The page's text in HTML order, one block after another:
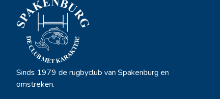
Sinds 1979 de rugbyclub van Spakenburg en
omstreken.